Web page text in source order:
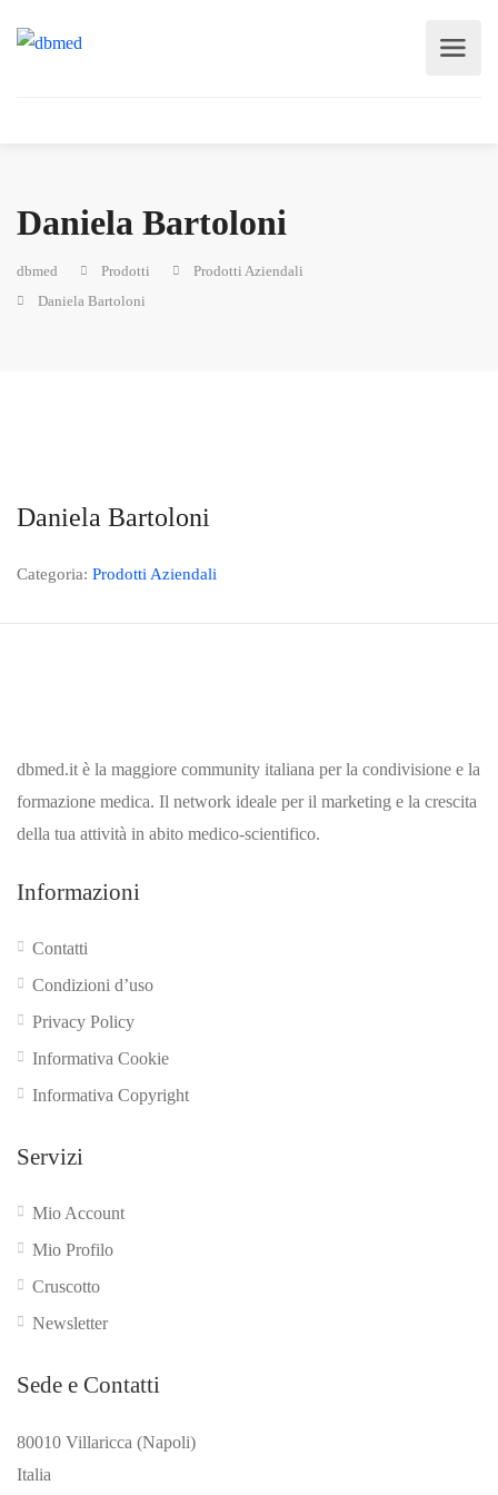
Daniela Bartoloni
dbmed Prodotti
Prodotti Aziendali
Daniela Bartoloni
Daniela Bartoloni
Categoria: Prodotti Aziendali
dbmed.it è la maggiore community italiana per la condivisione e la
formazione medica. Il network ideale per il marketing e la crescita
della tua attività in abito medico-scientifico.
Informazioni
Contatti
Condizioni d’uso
Privacy Policy
Informativa Cookie
Informativa Copyright
Servizi
Mio Account
Mio Profilo
Cruscotto
Newsletter
Sede e Contatti
80010 Villaricca (Napoli)
Italia